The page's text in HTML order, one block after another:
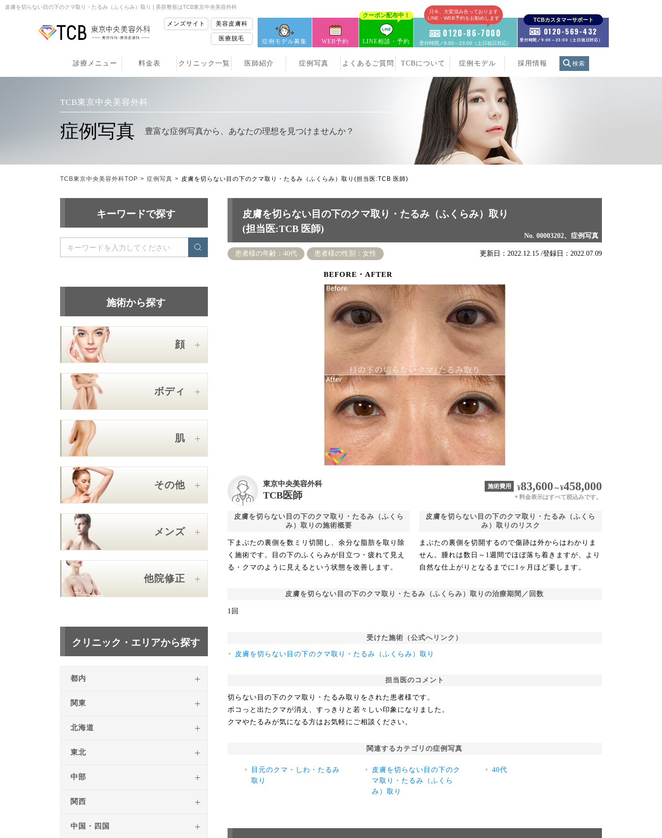
皮膚を切らない目の下のクマ取り・たるみ（ふくらみ）取り | 美容整形はTCB東京中央美容外科
メンズサイト 美容皮膚科
医療脱毛 症例モデル募集 WEB予約
クーポン配布中！
LINE相談・予約
只今、大変混み合っております
LINE・WEB予約をお勧めします
0120-86-7000
受付時間／9:00～23:00（土日祝日対応）
TCBカスタマーサポート
0120-569-432
受付時間／9:00～23:00（土日祝日対応）
診療メニュー 料金表 クリニック一覧 医師紹介 症例写真 よくあるご質問 TCBについて 症例モデル 採用情報 検索
TCB東京中央美容外科
症例写真 豊富な症例写真から、 あなたの理想を見つけませんか？
TCB東京中央美容外科TOP > 症例写真 > 皮膚を切らない目の下のクマ取り・たるみ（ふくらみ）取り (担当医:TCB 医師)
キーワードで探す
施術から探す
顔
ボディ
肌
その他
メンズ
他院修正
クリニック・エリアから探す
都内
関東
北海道
東北
中部
関西
中国・四国
皮膚を切らない目の下のクマ取り・たるみ（ふくらみ）取り
(担当医:TCB 医師)
No. 00003202、症例写真
患者様の年齢：40代 患者様の性別：女性 更新日：2022.12.15 /登録日：2022.07.09
BEFORE・AFTER
東京中央美容外科
TCB医師
施術費用 ¥83,600 ～¥458,000
＊ 料金表示はすべて税込みです。
皮膚を切らない目の下のクマ取り・たるみ（ふくら
み）取りの施術概要
下まぶたの裏側を数ミリ切開し、余分な脂肪を取り除
く施術です。目の下のふくらみが目立つ・疲れて見え
る・クマのように見えるという状態を改善します。
皮膚を切らない目の下のクマ取り・たるみ（ふくら
み）取りのリスク
まぶたの裏側を切開するので傷跡は外からはわかりま
せん。腫れは数日～1週間でほぼ落ち着きますが、より
自然な仕上がりとなるまでに1ヶ月ほど要します。
皮膚を切らない目の下のクマ取り・たるみ（ふくらみ）取りの治療期間／回数
1回
受けた施術（公式へリンク）
皮膚を切らない目の下のクマ取り・たるみ（ふくらみ）取り
担当医のコメント
切らない目の下のクマ取り・たるみ取りをされた患者様です。
ポコっと出たクマが消え、すっきりと若々しい印象になりました。
クマやたるみが気になる方はお気軽にご相談ください。
関連するカテゴリの症例写真
目元のクマ・しわ・たるみ
取り
皮膚を切らない目の下のク
マ取り・たるみ（ふくら
み）取り
40代